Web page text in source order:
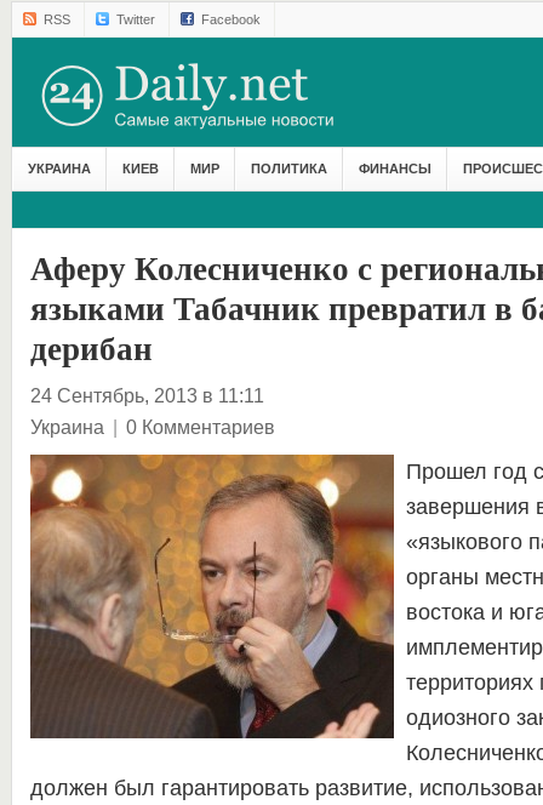
RSS Twitter Facebook
УКРАИНА КИЕВ МИР ПОЛИТИКА ФИНАНСЫ
Аферу Колесниченко с
языками Табачник превратил в
дерибан
24 Сентябрь, 2013 в 11:11
Украина | 0 Комментариев
Прошел год
завершения
«языкового
органы
востока и
одиозного
должен был гарантировать развитие,